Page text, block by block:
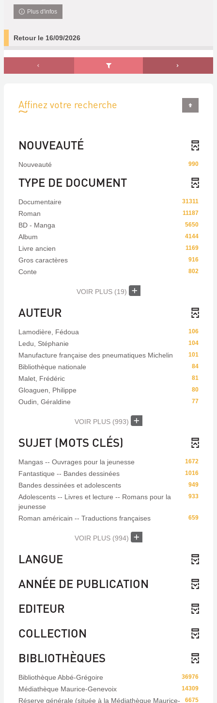
Plus d'infos
Retour le 16/09/2026
Affinez votre recherche
NOUVEAUTÉ
990
Nouveauté
TYPE DE DOCUMENT
31311
Documentaire
11187
Roman
5650
BD - Manga
4144
Album
1169
Livre ancien
916
Gros caractères
802
Conte
VOIR PLUS (19)
AUTEUR
106
Lamodière, Fédoua
104
Ledu, Stéphanie
101
Manufacture française des pneumatiques Michelin
84
Bibliothèque nationale
81
Malet, Frédéric
80
Gloaguen, Philippe
77
Oudin, Géraldine
VOIR PLUS (993)
SUJET (MOTS CLÉS)
1672
Mangas -- Ouvrages pour la jeunesse
1016
Fantastique -- Bandes dessinées
949
Bandes dessinées et adolescents
933
Adolescents -- Livres et lecture -- Romans pour la
jeunesse
659
Roman américain -- Traductions françaises
VOIR PLUS (994)
LANGUE
ANNÉE DE PUBLICATION
EDITEUR
COLLECTION
BIBLIOTHÈQUES
36976
Bibliothèque Abbé-Grégoire
14309
Médiathèque Maurice-Genevoix
6675
Réserve générale (située à la Médiathèque Maurice-